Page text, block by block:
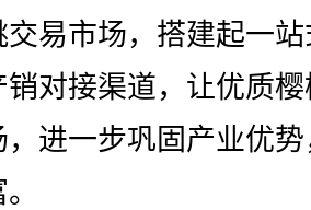
易市场，搭建起一
对接渠道，让优质
进一步巩固产业优